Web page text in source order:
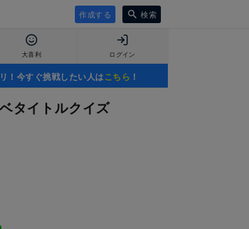
作成する 検索
大喜利 ログイン
！今すぐ挑戦したい人はこちら ！
タイトルクイズ